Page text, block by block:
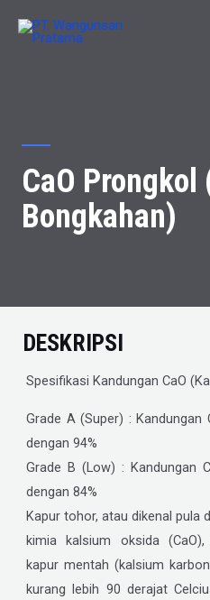
CaO Prongkol
Bongkahan)
DESKRIPSI
Spesifikasi Kandungan CaO
Grade A (Super) : Kandungan
dengan 94%
Grade B (Low) : Kandungan
dengan 84%
Kapur tohor, atau dikenal pula
kimia kalsium oksida
kapur mentah (kalsium
kurang lebih 90 derajat